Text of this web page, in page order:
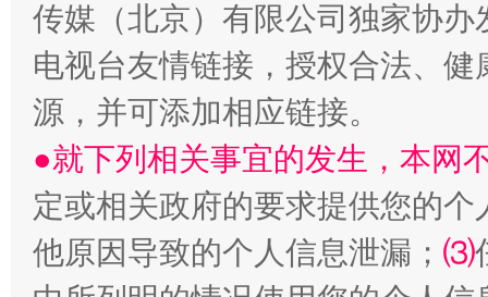
全民健身五年计划来了！等你上场
传媒（北京）有限公司独家协
电视台友情链接，授权合法、
源，并可添加相应链接。
●就下列相关事宜的发生，本网
定或相关政府的要求提供您的个
他原因导致的个人信息泄漏； ⑶